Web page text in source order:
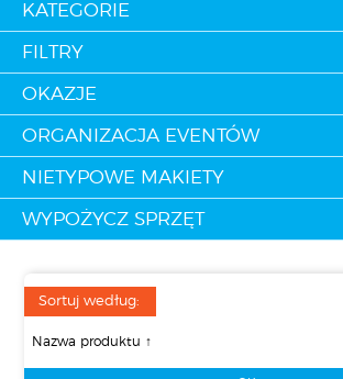
KATEGORIE
FILTRY
OKAZJE
ORGANIZACJA EVENTÓW
NIETYPOWE MAKIETY
WYPOŻYCZ SPRZĘT
Sortuj według: